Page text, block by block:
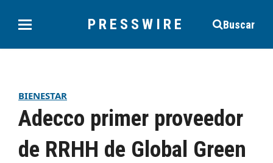
PRESSWIRE Buscar
BIENESTAR
Adecco primer proveedor
de RRHH de Global Green